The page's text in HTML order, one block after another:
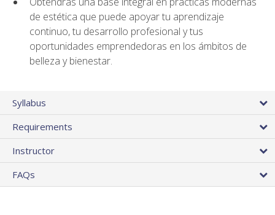
de estética que puede apoyar tu aprendizaje
continuo, tu desarrollo profesional y tus
oportunidades emprendedoras en los ámbitos de
belleza y bienestar.
Syllabus
Requirements
Instructor
FAQs